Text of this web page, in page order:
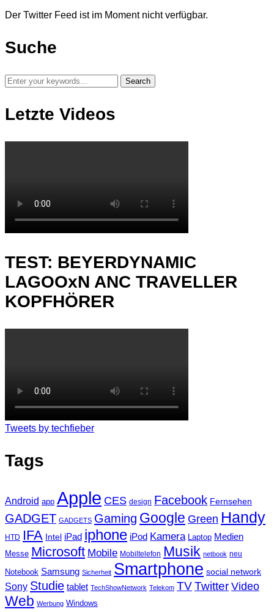
Der Twitter Feed ist im Moment nicht verfügbar.
Suche
Letzte Videos
TEST: BEYERDYNAMIC
LAGOOxN ANC TRAVELLER
KOPFHÖRER
Tweets by techfieber
Tags
Android app Apple CES design Facebook Fernsehen
GADGET GADGETS Gaming Google Green Handy
HTD IFA Intel iPad iphone iPod Kamera Laptop Medien
Messe Microsoft Mobile Mobiltelefon Musik netbook neu
Notebook Samsung Sicherheit Smartphone social network
Sony Studie tablet TechShowNetwork Telekom TVTwitter Video
Web Werbung Windows